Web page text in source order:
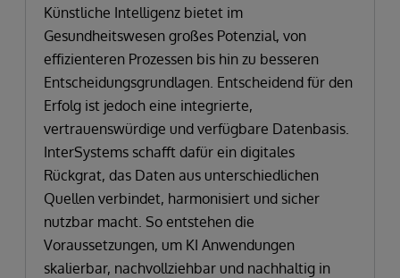
Künstliche Intelligenz bietet im
Gesundheitswesen großes Potenzial, von
effizienteren Prozessen bis hin zu besseren
Entscheidungsgrundlagen. Entscheidend für den
Erfolg ist jedoch eine integrierte,
vertrauenswürdige und verfügbare Datenbasis.
InterSystems schafft dafür ein digitales
Rückgrat, das Daten aus unterschiedlichen
Quellen verbindet, harmonisiert und sicher
nutzbar macht. So entstehen die
Voraussetzungen, um KI Anwendungen
skalierbar, nachvollziehbar und nachhaltig in